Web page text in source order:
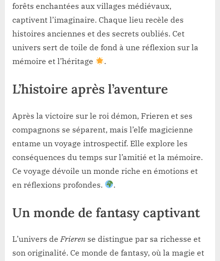
forêts enchantées aux villages médiévaux,
captivent l’imaginaire. Chaque lieu recèle des
histoires anciennes et des secrets oubliés. Cet
univers sert de toile de fond à une réflexion sur la
mémoire et l’héritage
.
L’histoire après l’aventure
Après la victoire sur le roi démon, Frieren et ses
compagnons se séparent, mais l’elfe magicienne
entame un voyage introspectif. Elle explore les
conséquences du temps sur l’amitié et la mémoire.
Ce voyage dévoile un monde riche en émotions et
en réflexions profondes.
.
Un monde de fantasy captivant
L’univers deFrieren se distingue par sa richesse et
son originalité. Ce monde de fantasy, où la magie et